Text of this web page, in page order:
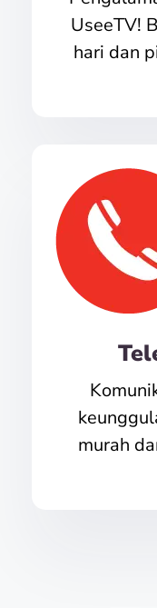
UseeTV!
hari dan
murah